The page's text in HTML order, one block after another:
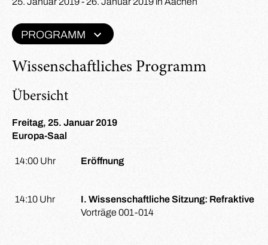
Wissenschaftliches Programm
Übersicht
Freitag, 25. Januar 2019
Europa-Saal
14:00 Uhr Eröffnung
14:10 Uhr
I. Wissenschaftliche Sitzung: Refraktive
Vorträge 001-014
PROGRAMM